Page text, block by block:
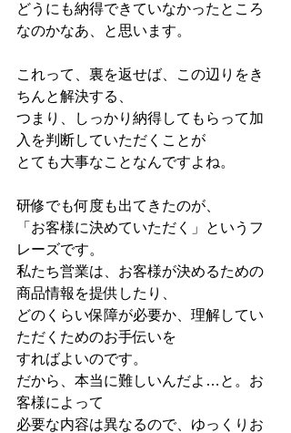
どうにも納得できていなかったところ
なのかなあ、と思います。
これって、裏を返せば、この辺りをき
ちんと解決する、
つまり、しっかり納得してもらって加
入を判断していただくことが
とても大事なことなんですよね。
研修でも何度も出てきたのが、
「お客様に決めていただく」というフ
レーズです。
私たち営業は、お客様が決めるための
商品情報を提供したり、
どのくらい保障が必要か、理解してい
ただくためのお手伝いを
すればよいのです。
だから、本当に難しいんだよ…と。お
客様によって
必要な内容は異なるので、ゆっくりお